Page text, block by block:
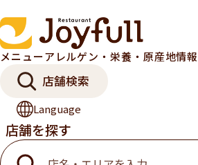
メニューアレルゲン・栄養・原産地情報
店舗検索
Language
店舗を探す